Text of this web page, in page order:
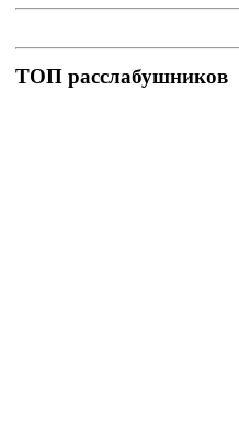
ТОП расслабушников